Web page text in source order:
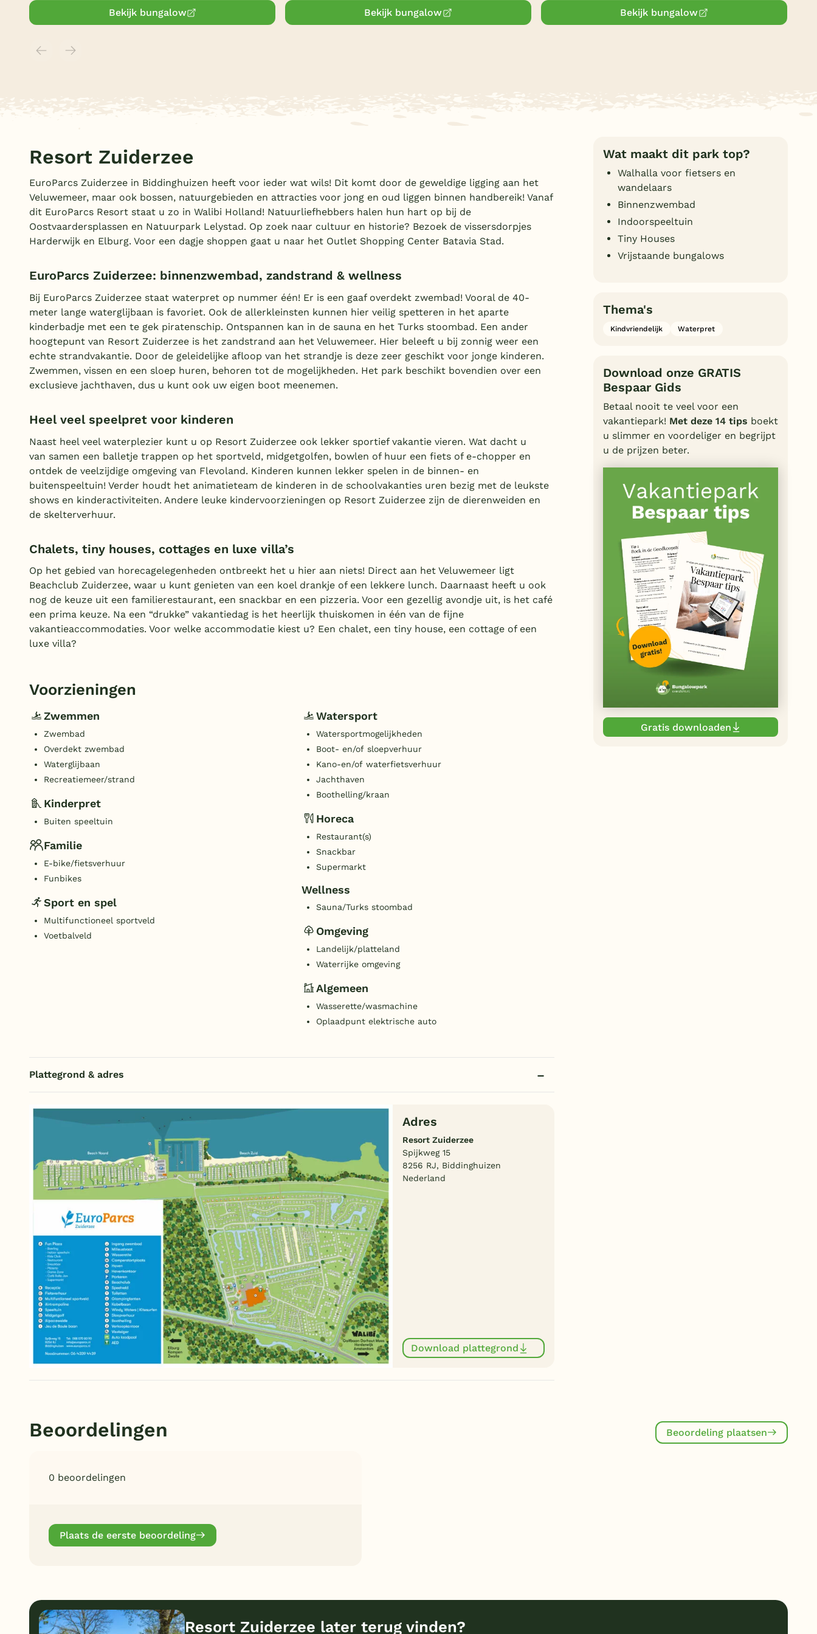
Bekijk bungalow Bekijk bungalow Bekijk bungalow
Resort Zuiderzee
EuroParcs Zuiderzee in Biddinghuizen heeft voor ieder wat wils! Dit komt door de geweldige ligging aan het
Veluwemeer, maar ook bossen, natuurgebieden en attracties voor jong en oud liggen binnen handbereik! Vanaf
dit EuroParcs Resort staat u zo in Walibi Holland! Natuurliefhebbers halen hun hart op bij de
Oostvaardersplassen en Natuurpark Lelystad. Op zoek naar cultuur en historie? Bezoek de vissersdorpjes
Harderwijk en Elburg. Voor een dagje shoppen gaat u naar het Outlet Shopping Center Batavia Stad.
EuroParcs Zuiderzee: binnenzwembad, zandstrand & wellness
Bij EuroParcs Zuiderzee staat waterpret op nummer één! Er is een gaaf overdekt zwembad! Vooral de 40-
meter lange waterglijbaan is favoriet. Ook de allerkleinsten kunnen hier veilig spetteren in het aparte
kinderbadje met een te gek piratenschip. Ontspannen kan in de sauna en het Turks stoombad. Een ander
hoogtepunt van Resort Zuiderzee is het zandstrand aan het Veluwemeer. Hier beleeft u bij zonnig weer een
echte strandvakantie. Door de geleidelijke afloop van het strandje is deze zeer geschikt voor jonge kinderen.
Zwemmen, vissen en een sloep huren, behoren tot de mogelijkheden. Het park beschikt bovendien over een
exclusieve jachthaven, dus u kunt ook uw eigen boot meenemen.
Heel veel speelpret voor kinderen
Naast heel veel waterplezier kunt u op Resort Zuiderzee ook lekker sportief vakantie vieren. Wat dacht u
van samen een balletje trappen op het sportveld, midgetgolfen, bowlen of huur een fiets of e-chopper en
ontdek de veelzijdige omgeving van Flevoland. Kinderen kunnen lekker spelen in de binnen- en
buitenspeeltuin! Verder houdt het animatieteam de kinderen in de schoolvakanties uren bezig met de leukste
shows en kinderactiviteiten. Andere leuke kindervoorzieningen op Resort Zuiderzee zijn de dierenweiden en
de skelterverhuur.
Chalets, tiny houses, cottages en luxe villa’s
Op het gebied van horecagelegenheden ontbreekt het u hier aan niets! Direct aan het Veluwemeer ligt
Beachclub Zuiderzee, waar u kunt genieten van een koel drankje of een lekkere lunch. Daarnaast heeft u ook
nog de keuze uit een familierestaurant, een snackbar en een pizzeria. Voor een gezellig avondje uit, is het café
een prima keuze. Na een “drukke” vakantiedag is het heerlijk thuiskomen in één van de fijne
vakantieaccommodaties. Voor welke accommodatie kiest u? Een chalet, een tiny house, een cottage of een
luxe villa?
Voorzieningen
Zwemmen
Zwembad
Overdekt zwembad
Waterglijbaan
Recreatiemeer/strand
Kinderpret
Buiten speeltuin
Familie
E-bike/fietsverhuur
Funbikes
Sport en spel
Multifunctioneel sportveld
Voetbalveld
Watersport
Watersportmogelijkheden
Boot- en/of sloepverhuur
Kano-en/of waterfietsverhuur
Jachthaven
Boothelling/kraan
Horeca
Restaurant(s)
Snackbar
Supermarkt
Wellness
Sauna/Turks stoombad
Omgeving
Landelijk/platteland
Waterrijke omgeving
Algemeen
Wasserette/wasmachine
Oplaadpunt elektrische auto
Plattegrond & adres
Adres
Resort Zuiderzee
Spijkweg 15
8256 RJ, Biddinghuizen
Nederland
Download plattegrond
Wat maakt dit park top?
Walhalla voor fietsers en
wandelaars
Binnenzwembad
Indoorspeeltuin
Tiny Houses
Vrijstaande bungalows
Thema's
Kindvriendelijk Waterpret
Download onze GRATIS
Bespaar Gids
Betaal nooit te veel voor een
vakantiepark! Met deze 14 tips boekt
u slimmer en voordeliger en begrijpt
u de prijzen beter.
Gratis downloaden
Beoordelingen Beoordeling plaatsen
0 beoordelingen
Plaats de eerste beoordeling
Resort Zuiderzee later terug vinden?